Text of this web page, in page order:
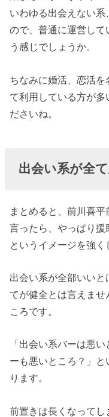
いわゆる出会えない
ので、普通に運営し
う感じでしょうか。
ちなみに婚活、恋活
て利用している方が多
ださいね。
出会い系が全
まとめると、前川喜
言ったら、やっぱり援
というイメージを強く
出会い系が全部いい
てが健全とは言えませ
ころです。
「出会い系バーは悪
ーも悪いところ？」
ります。
前置きは長くなって